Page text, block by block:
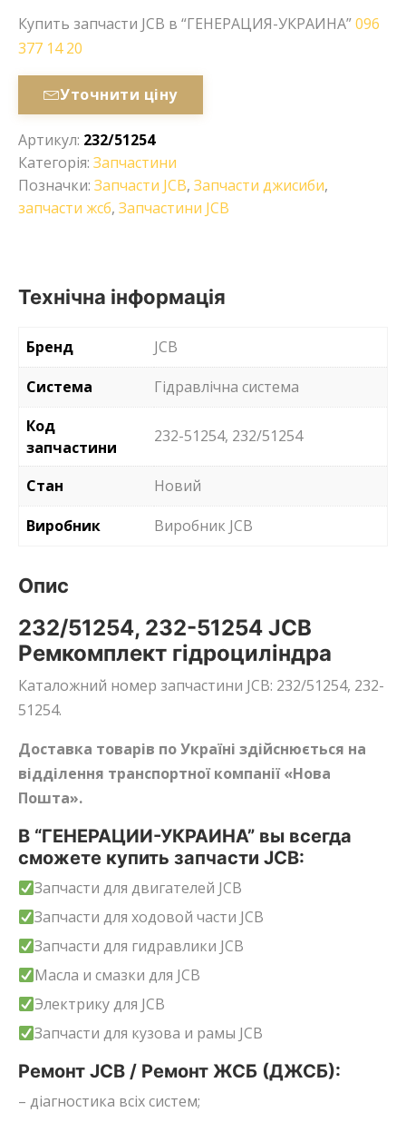
Купить запчасти JCB в “ГЕНЕРАЦИЯ-УКРАИНА”096
377 14 20
Уточнити ціну
Артикул: 232/51254
Категорія: Запчастини
Позначки: Запчасти JCB, Запчасти джисиби,
запчасти жсб, Запчастини JCB
Технічна інформація
Бренд
JCB
Система
Гідравлічна система
Код
запчастини
232-51254, 232/51254
Стан
Новий
Виробник
Виробник JCB
Опис
232/51254, 232-51254 JCB
Ремкомплект гідроциліндра
Каталожний номер запчастини JCB: 232/51254, 232-
51254.
Доставка товарів по Україні здійснюється на
відділення транспортної компанії «Нова
Пошта».
В “ГЕНЕРАЦИИ-УКРАИНА” вы всегда
сможете купить запчасти JCB:
Запчасти для двигателей JCB
Запчасти для ходовой части JCB
Запчасти для гидравлики JCB
Масла и смазки для JCB
Электрику для JCB
Запчасти для кузова и рамы JCB
Ремонт JCB / Ремонт ЖСБ (ДЖСБ):
– діагностика всіх систем;